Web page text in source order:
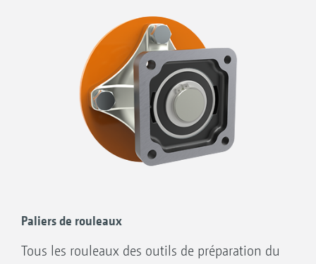
Rouleau barres SW 520 mm
Paliers de rouleaux
Tous les rouleaux des outils de préparation du